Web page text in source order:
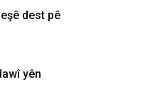
dest pê
yên